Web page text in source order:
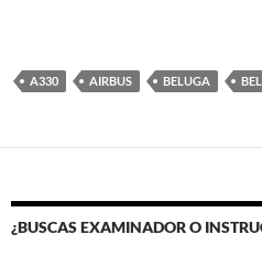
A330 AIRBUS BELUGA
¿BUSCAS EXAMINADOR O